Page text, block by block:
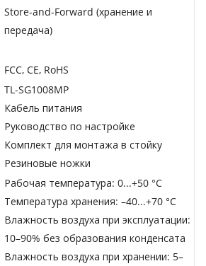
Store-and-Forward (хранение и
передача)
FCC, CE, RoHS
TL-SG1008MP
Кабель питания
Руководство по настройке
Комплект для монтажа в стойку
Резиновые ножки
Рабочая температура: 0...+50 °C
Температура хранения: –40...+70 °C
Влажность воздуха при эксплуатации:
10–90% без образования конденсата
Влажность воздуха при хранении: 5–